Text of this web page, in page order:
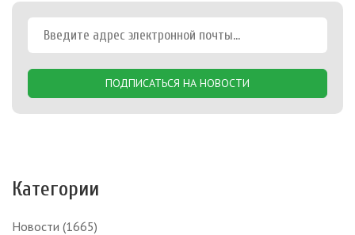
ПОДПИСАТЬСЯ НА НОВОСТИ
Категории
Новости (1665)